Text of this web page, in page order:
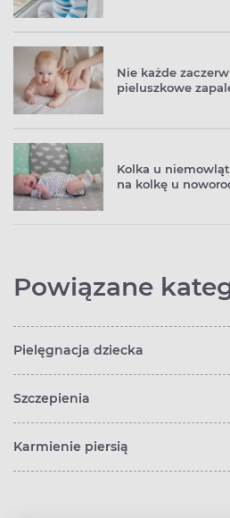
Nie każde
pieluszkowe
Kolka u
na kolkę u
Powiązane
Pielęgnacja dziecka
Szczepienia
Karmienie piersią